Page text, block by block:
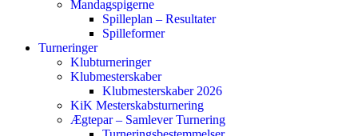
Mandagspigerne
Spilleplan – Resultater
Spilleformer
Turneringer
Klubturneringer
Klubmesterskaber
Klubmesterskaber 2026
KiK Mesterskabsturnering
Ægtepar – Samlever Turnering